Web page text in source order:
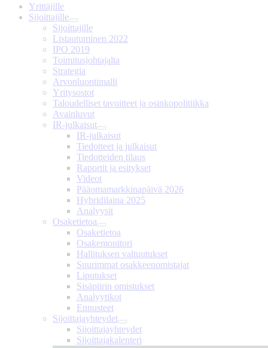
Yrittäjille
Sijoittajille
Sijoittajille
Listautuminen 2022
IPO 2019
Toimitusjohtajalta
Strategia
Arvonluontimalli
Yritysostot
Taloudelliset tavoitteet ja osinkopolitiikka
Avainluvut
IR-julkaisut
IR-julkaisut
Tiedotteet ja julkaisut
Tiedotteiden tilaus
Raportit ja esitykset
Videot
Pääomamarkkinapäivä 2026
Hybridilaina 2025
Analyysit
Osaketietoa
Osaketietoa
Osakemonitori
Hallituksen valtuutukset
Suurimmat osakkeenomistajat
Liputukset
Sisäpiirin omistukset
Analyytikot
Ennusteet
Sijoittajayhteydet
Sijoittajayhteydet
Sijoittajakalenteri